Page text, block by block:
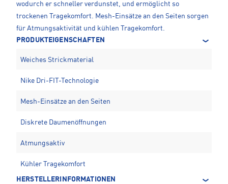
wodurch er schneller verdunstet, und ermöglicht so
trockenen Tragekomfort. Mesh-Einsätze an den Seiten sorgen
für Atmungsaktivität und kühlen Tragekomfort.
PRODUKTEIGENSCHAFTEN
Weiches Strickmaterial
Nike Dri-FIT-Technologie
Mesh-Einsätze an den Seiten
Diskrete Daumenöffnungen
Atmungsaktiv
Kühler Tragekomfort
HERSTELLERINFORMATIONEN